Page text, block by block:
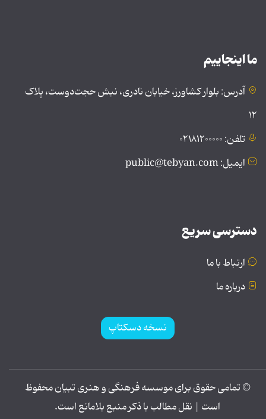
ما اینجاییم
آدرس: بلوار کشاورز، خیابان نادری، نبش حجت‌دوست، پلاک
۱۲
تلفن: ۰۲۱۸۱۲۰۰۰۰۰
ایمیل: public@tebyan.com
دسترسی سریع
ارتباط با ما
درباره ما
نسخه دسکتاپ
© تمامی حقوق برای موسسه فرهنگی و هنری تبیان محفوظ
است | نقل مطالب با ذکر منبع بلامانع است.